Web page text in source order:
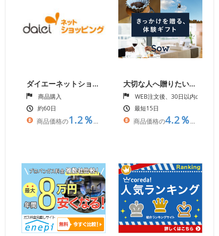
ダイエーネットショッピング
商品購入
約60日
商品価格の1.2％相当
大切な人へ贈りたい、様々なテーマの体験ギフト【ソウ・エクスペリエンス】
WEB注文後、30日以内の入金
最短15日
商品価格の4.2％相当